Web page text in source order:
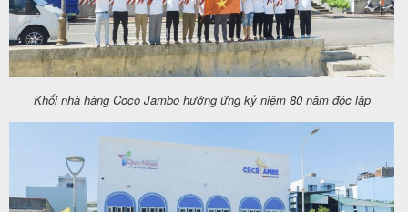
Khối nhà hàng Coco Jambo hưởng ứng kỷ niệm 80 năm độc lập